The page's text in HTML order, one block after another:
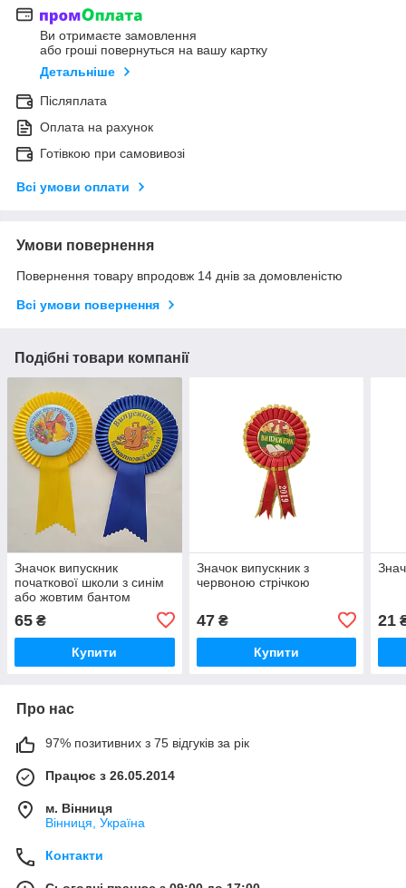
Ви отримаєте замовлення
або гроші повернуться на вашу картку
Детальніше
Післяплата
Оплата на рахунок
Готівкою при самовивозі
Всі умови оплати
Умови повернення
Повернення товару впродовж 14 днів за домовленістю
Всі умови повернення
Подібні товари компанії
Значок випускник
початкової школи з синім
або жовтим бантом
65 ₴
Купити
Значок випускник з
червоною стрічкою
47₴
Купити
21
Про нас
97% позитивних з 75 відгуків за рік
Працює з 26.05.2014
м. Вінниця
Вінниця, Україна
Контакти